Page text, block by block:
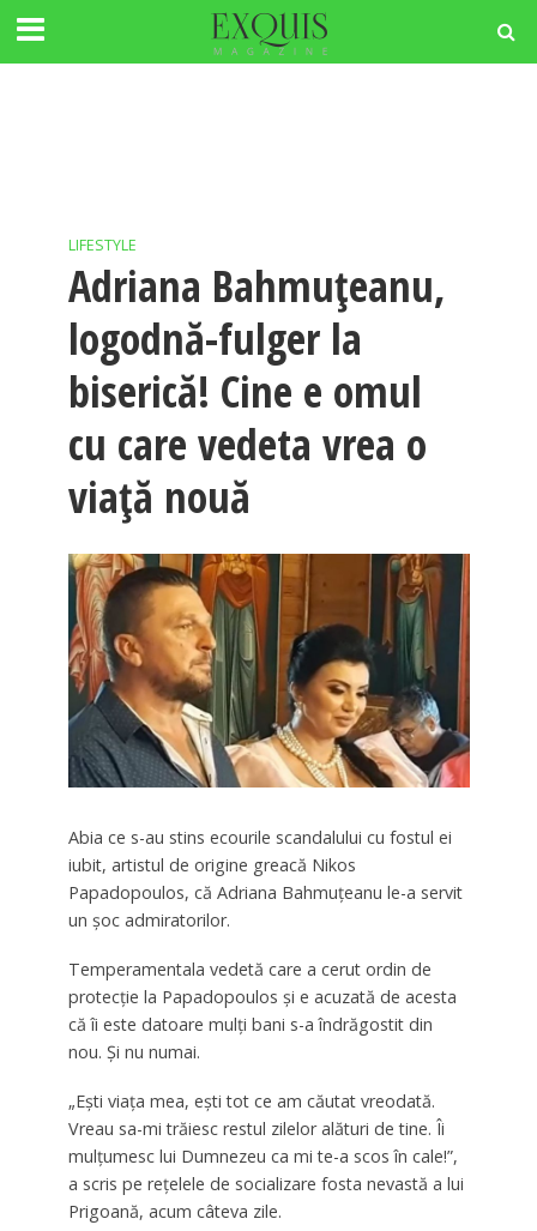
LIFESTYLE
Adriana Bahmuțeanu,
logodnă-fulger la
biserică! Cine e omul
cu care vedeta vrea o
viață nouă
Abia ce s-au stins ecourile scandalului cu fostul ei
iubit, artistul de origine greacă Nikos
Papadopoulos, că Adriana Bahmuțeanu le-a servit
un șoc admiratorilor.
Temperamentala vedetă care a cerut ordin de
protecție la Papadopoulos și e acuzată de acesta
că îi este datoare mulți bani s-a îndrăgostit din
nou. Și nu numai.
„Ești viața mea, ești tot ce am căutat vreodată.
Vreau sa-mi trăiesc restul zilelor alături de tine. Îi
mulțumesc lui Dumnezeu ca mi te-a scos în cale!”,
a scris pe rețelele de socializare fosta nevastă a lui
Prigoană, acum câteva zile.